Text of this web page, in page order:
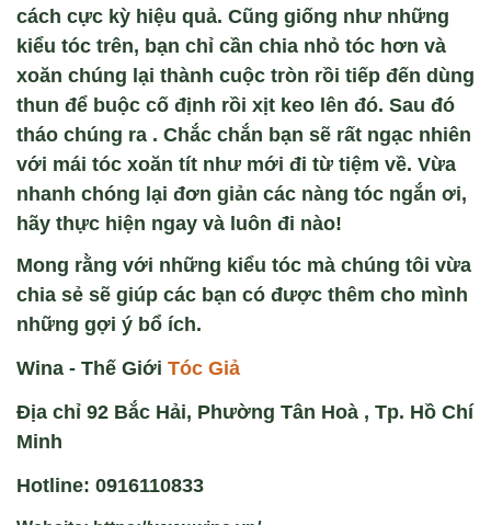
cách cực kỳ hiệu quả. Cũng giống như những
kiểu tóc trên, bạn chỉ cần chia nhỏ tóc hơn và
xoăn chúng lại thành cuộc tròn rồi tiếp đến dùng
thun để buộc cố định rồi xịt keo lên đó. Sau đó
tháo chúng ra . Chắc chắn bạn sẽ rất ngạc nhiên
với mái tóc xoăn tít như mới đi từ tiệm về. Vừa
nhanh chóng lại đơn giản các nàng tóc ngắn ơi,
hãy thực hiện ngay và luôn đi nào!
Mong rằng với những kiểu tóc mà chúng tôi vừa
chia sẻ sẽ giúp các bạn có được thêm cho mình
những gợi ý bổ ích.
Wina - Thế Giới Tóc Giả
Địa chỉ 92 Bắc Hải, Phường Tân Hoà , Tp. Hồ Chí
Minh
Hotline: 0916110833